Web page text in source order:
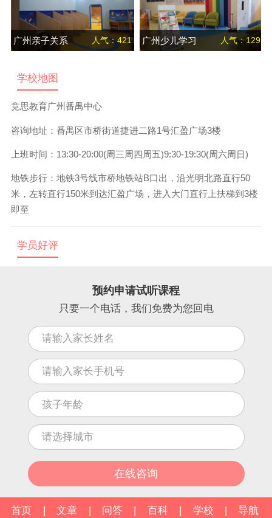
广州亲子关系 人气：421 广州少儿学习 人气：129
学校地图
竞思教育广州番禺中心
咨询地址： 番禺区市桥街道捷进二路1号汇盈广场3楼
上班时间： 13:30-20:00(周三周四周五)9:30-19:30(周六周日)
地铁步行： 地铁3号线市桥地铁站B口出，沿光明北路直行50
米，左转直行150米到达汇盈广场，进入大门直行上扶梯到3楼
即至
学员好评
预约申请试听课程
只要一个电话，我们免费为您回电
首页 文章 问答 百科 学校 导航